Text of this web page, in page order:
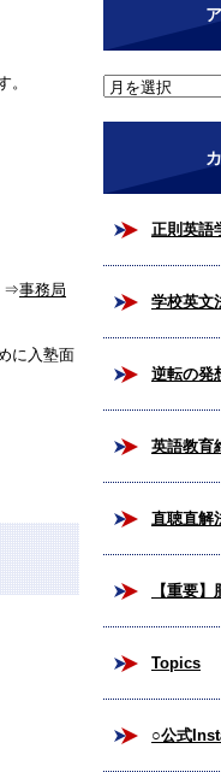
。
⇒事務局
に入塾面
正則英語
学校英文
逆転の発
英語教育
直聴直解
【重要
Topics
○公式